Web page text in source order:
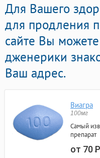
Для Вашего
для продления
сайте Вы
дженерики
Ваш адрес.
Виагра
100мг
Самый
препарат
от 70Р